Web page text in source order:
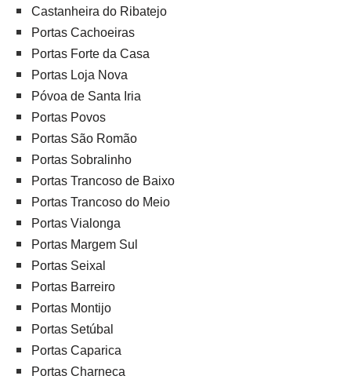
Castanheira do Ribatejo
Portas Cachoeiras
Portas Forte da Casa
Portas Loja Nova
Póvoa de Santa Iria
Portas Povos
Portas São Romão
Portas Sobralinho
Portas Trancoso de Baixo
Portas Trancoso do Meio
Portas Vialonga
Portas Margem Sul
Portas Seixal
Portas Barreiro
Portas Montijo
Portas Setúbal
Portas Caparica
Portas Charneca